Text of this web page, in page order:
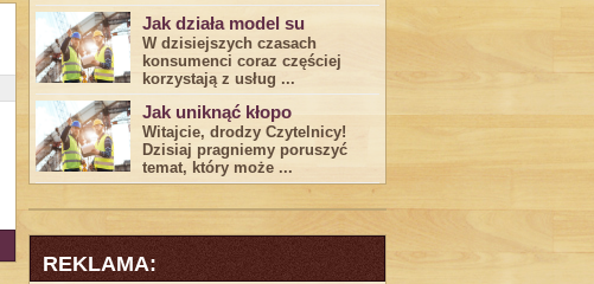
Jak działa model su
W dzisiejszych czasach
konsumenci ‌coraz częściej
korzystają z usług⁤ ...
Jak uniknąć kłopo
Witajcie, drodzy Czytelnicy!
Dzisiaj pragniemy poruszyć
temat, który może ...
REKLAMA: